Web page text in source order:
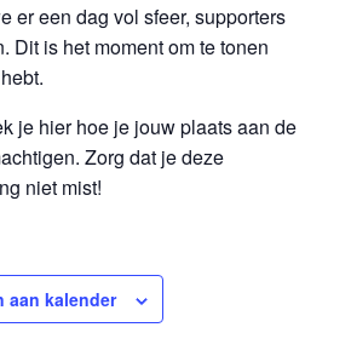
er een dag vol sfeer, supporters
Dit is het moment om te tonen
je hier hoe je jouw plaats aan de
Zorg dat je deze
niet mist!
aan kalender